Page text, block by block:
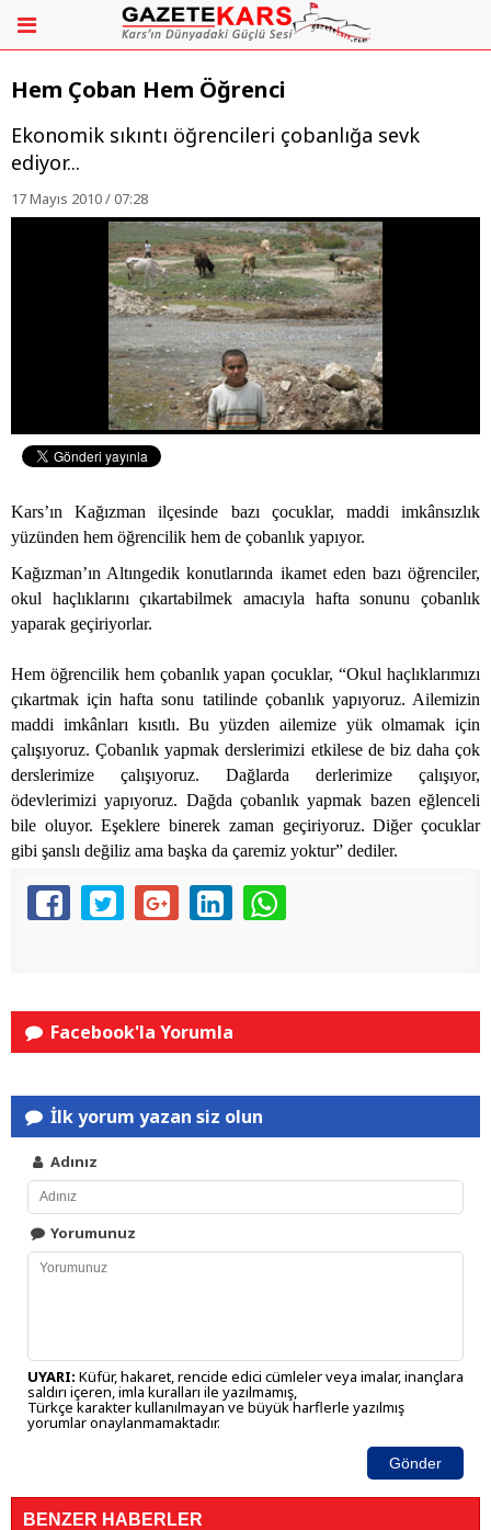
Hem Çoban Hem Öğrenci
Ekonomik sıkıntı öğrencileri çobanlığa sevk
ediyor...
17 Mayıs 2010 / 07:28
Kars’ın Kağızman ilçesinde bazı çocuklar, maddi imkânsızlık
yüzünden hem öğrencilik hem de çobanlık yapıyor.
Kağızman’ın Altıngedik konutlarında ikamet eden bazı öğrenciler,
okul haçlıklarını çıkartabilmek amacıyla hafta sonunu çobanlık
yaparak geçiriyorlar.
Hem öğrencilik hem çobanlık yapan çocuklar, “Okul haçlıklarımızı
çıkartmak için hafta sonu tatilinde çobanlık yapıyoruz. Ailemizin
maddi imkânları kısıtlı. Bu yüzden ailemize yük olmamak için
çalışıyoruz. Çobanlık yapmak derslerimizi etkilese de biz daha çok
derslerimize çalışıyoruz. Dağlarda derlerimize çalışıyor,
ödevlerimizi yapıyoruz. Dağda çobanlık yapmak bazen eğlenceli
bile oluyor. Eşeklere binerek zaman geçiriyoruz. Diğer çocuklar
gibi şanslı değiliz ama başka da çaremiz yoktur” dediler.
Facebook'la Yorumla
İlk yorum yazan siz olun
Adınız
Yorumunuz
UYARI: Küfür, hakaret, rencide edici cümleler veya imalar, inançlara
saldırı içeren, imla kuralları ile yazılmamış,
Türkçe karakter kullanılmayan ve büyük harflerle yazılmış
yorumlar onaylanmamaktadır.
Gönder
BENZER HABERLER